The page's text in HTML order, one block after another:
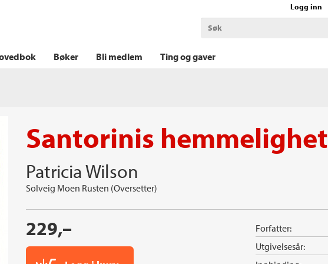
Logg inn
Bøker Bli medlem Ting og gaver
Santorinis hemmelighet
Patricia Wilson
Solveig Moen Rusten (Oversetter)
229,– Forfatter:
Utgivelsesår: